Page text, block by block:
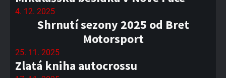
4. 12. 2025
Shrnutí sezony 2025 od Bret
Motorsport
25. 11. 2025
Zlatá kniha autocrossu